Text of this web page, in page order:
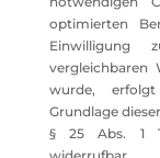
optimierten
Einwilligung
vergleichbaren
wurde,
Grundlage
§ 25 Abs. 1